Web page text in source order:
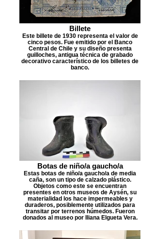
Billete
Este billete de 1930 representa el valor de
cinco pesos. Fue emitido por el Banco
Central de Chile y su diseño presenta
guilloches, antigua técnica de grabado
decorativo característico de los billetes de
banco.
Botas de niño/a gaucho/a
Estas botas de niño/a gaucho/a de media
caña, son un tipo de calzado plástico.
Objetos como este se encuentran
presentes en otros museos de Aysén, su
materialidad los hace impermeables y
duraderos, posiblemente utilizados para
transitar por terrenos húmedos. Fueron
donados al museo por Iliana Elgueta Vera.